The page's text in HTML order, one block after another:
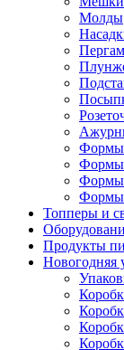
Молды
Формы
Формы
Формы
Формы
Топперы и
Продукты
Новогодняя